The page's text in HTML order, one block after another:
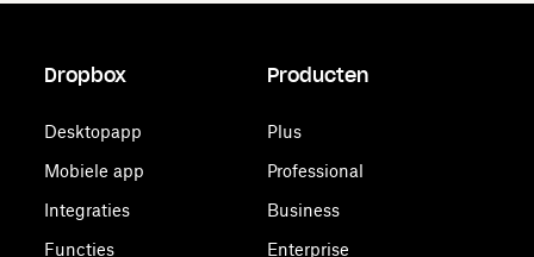
Dropbox
Desktopapp
Mobiele app
Integraties
Functies
Producten
Plus
Professional
Business
Enterprise